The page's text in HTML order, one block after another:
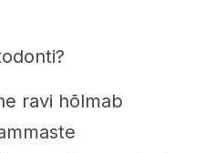
ravi hõlmab